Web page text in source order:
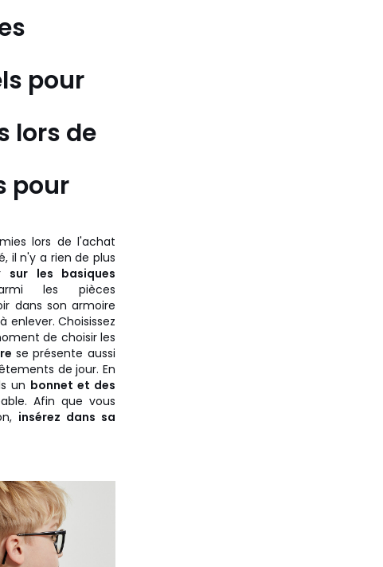
pour
lors de
pour
lors de l'achat
il n'y a rien de plus
sur les basiques
les pièces
dans son armoire
Choisissez
de choisir les
se présente aussi
de jour. En
un bonnet et des
Afin que vous
insérez dans sa